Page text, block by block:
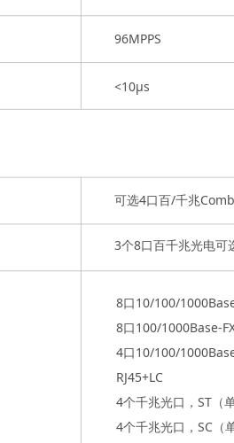
96MPPS
可选4口百/千兆
3个8口百千兆光电可
8口10/100/
8口100/1000Base-
4口10/100/
RJ45+LC
4个千兆光口，ST（
4个千兆光口，SC（
<10μs